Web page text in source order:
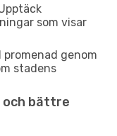
som visar
promenad genom
stadens
och bättre